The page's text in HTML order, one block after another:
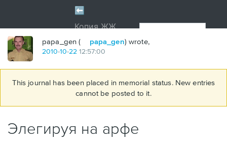
papa_gen ( papa_gen) wrote,
2010-10-22 12:57:00
This journal has been placed in memorial status. New entries
cannot be posted to it.
Элегируя на арфе